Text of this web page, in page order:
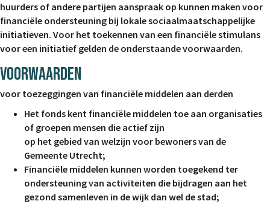
huurders of andere partijen aanspraak op kunnen maken voor
financiële ondersteuning bij lokale sociaalmaatschappelijke
initiatieven. Voor het toekennen van een financiële stimulans
voor een initiatief gelden de onderstaande voorwaarden.
VOORWAARDEN
voor toezeggingen van financiële middelen aan derden
Het fonds kent financiële middelen toe aan organisaties
of groepen mensen die actief zijn
op het gebied van welzijn voor bewoners van de
Gemeente Utrecht;
Financiële middelen kunnen worden toegekend ter
ondersteuning van activiteiten die bijdragen aan het
gezond samenleven in de wijk dan wel de stad;